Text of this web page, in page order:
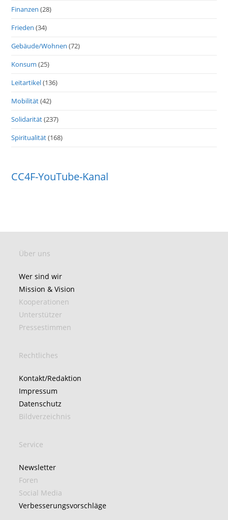
Finanzen (28)
Frieden (34)
Gebäude/Wohnen (72)
Konsum (25)
Leitartikel(136)
Mobilität(42)
Solidarität(237)
Spiritualität(168)
CC4F-YouTube-Kanal
Über uns
Wer sind wir
Mission & Vision
Kooperationen
Unterstützer
Pressestimmen
Rechtliches
Kontakt/Redaktion
Impressum
Datenschutz
Bildverzeichnis
Service
Newsletter
Foren
Social Media
Verbesserungsvorschläge